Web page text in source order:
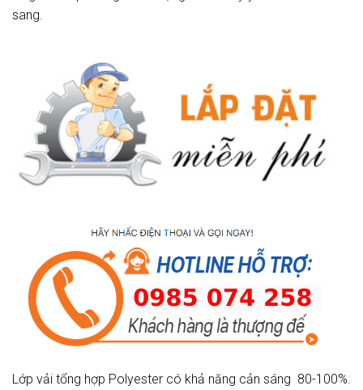
sang.
Lớp vải tổng hợp Polyester có khả năng cản sáng 80-100%.